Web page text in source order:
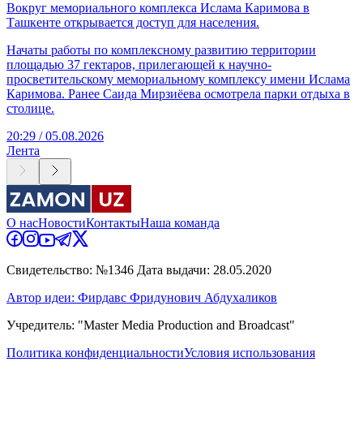
Вокруг мемориального комплекса Ислама Каримова в
Ташкенте открывается доступ для населения.
Начаты работы по комплексному развитию территории
площадью 37 гектаров, прилегающей к научно-
просветительскому мемориальному комплексу имени Ислама
Каримова. Ранее Саида Мирзиёева осмотрела парки отдыха в
столице.
20:29 / 05.08.2026
Лента
О насНовостиКонтактыНаша команда
Свидетельство: №1346 Дата выдачи: 28.05.2020
Автор идеи: Фирдавс Фридунович Абдухаликов
Учредитель: "Master Media Production and Broadcast"
Политика конфиденциальностиУсловия использования